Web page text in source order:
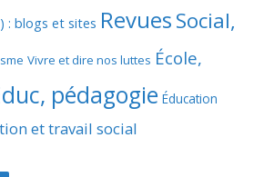
: blogs et sites RevuesSocial,
Vivre et dire nos luttes École,
pédagogie Éducation
et travail social